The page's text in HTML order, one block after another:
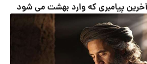
پیامبری که وارد بهشت می شود